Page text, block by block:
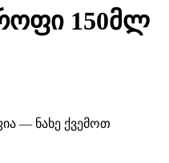
150მლ
— ნახე ქვემოთ